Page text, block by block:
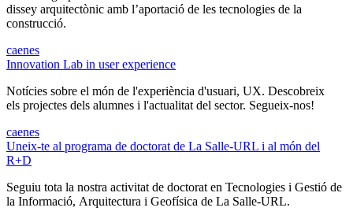
dissey arquitectònic amb l’aportació de les tecnologies de la
construcció.
caenes
Innovation Lab in user experience
Notícies sobre el món de l'experiència d'usuari, UX. Descobreix
els projectes dels alumnes i l'actualitat del sector. Segueix-nos!
caenes
Uneix-te al programa de doctorat de La Salle-URL i al món del
R+D
Seguiu tota la nostra activitat de doctorat en Tecnologies i Gestió de
la Informació, Arquitectura i Geofísica de La Salle-URL.